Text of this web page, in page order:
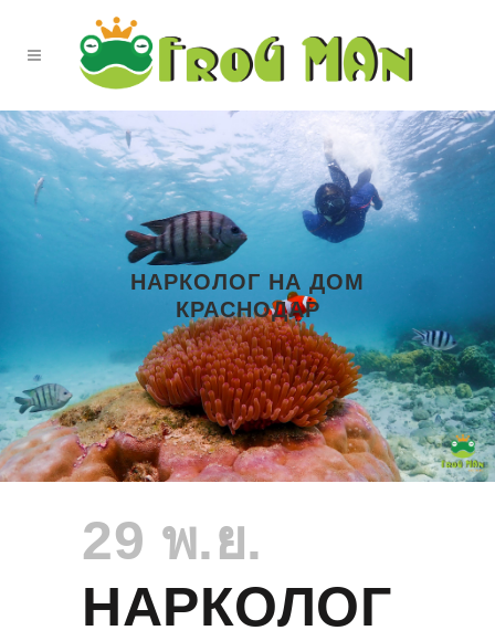
НАРКОЛОГ НА ДОМ
КРАСНОДАР
29 พ.ย.
НАРКОЛОГ